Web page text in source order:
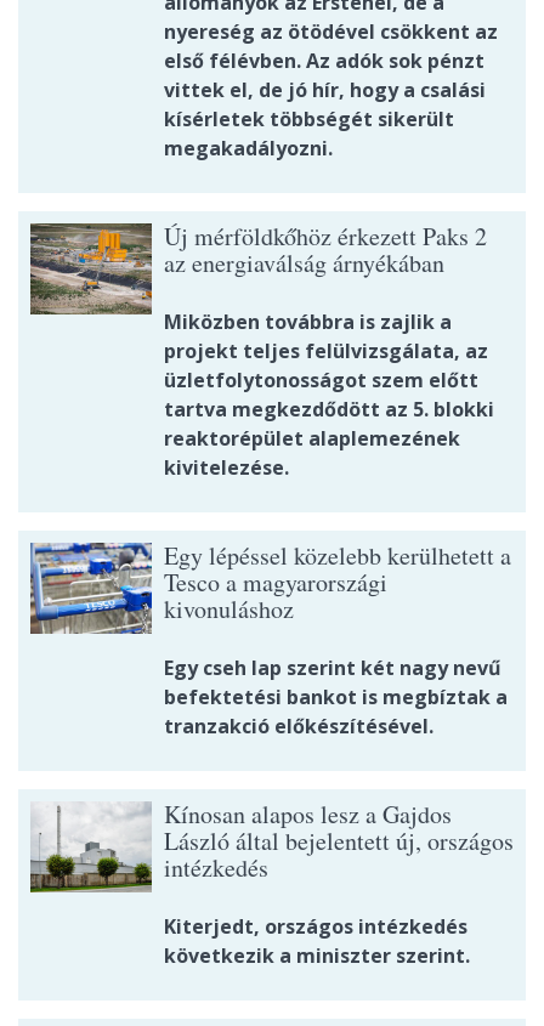
nyereség az ötödével csökkent az
első félévben. Az adók sok pénzt
vittek el, de jó hír, hogy a csalási
kísérletek többségét sikerült
megakadályozni.
Új mérföldkőhöz érkezett Paks 2
az energiaválság árnyékában
Miközben továbbra is zajlik a
projekt teljes felülvizsgálata, az
üzletfolytonosságot szem előtt
tartva megkezdődött az 5. blokki
reaktorépület alaplemezének
kivitelezése.
Egy lépéssel közelebb kerülhetett a
Tesco a magyarországi
kivonuláshoz
Egy cseh lap szerint két nagy nevű
befektetési bankot is megbíztak a
tranzakció előkészítésével.
Kínosan alapos lesz a Gajdos
László által bejelentett új, országos
intézkedés
Kiterjedt, országos intézkedés
következik a miniszter szerint.